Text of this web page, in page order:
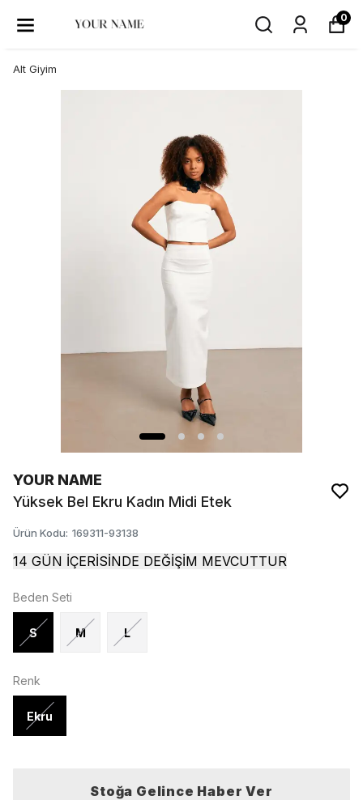
0
Alt Giyim
YOUR NAME
Yüksek Bel Ekru Kadın Midi Etek
Ürün Kodu: 169311-93138
14 GÜN İÇERİSİNDE DEĞİŞİM MEVCUTTUR
Beden Seti
S M L
Renk
Ekru
Stoğa Gelince Haber Ver